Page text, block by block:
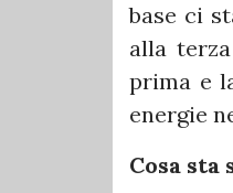
base ci
alla
prima e
energie
Cosa sta